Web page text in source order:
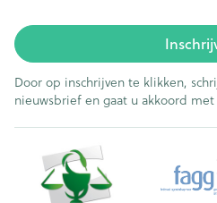
Door op inschrijven te klikken,
nieuwsbrief en gaat u akkoord met